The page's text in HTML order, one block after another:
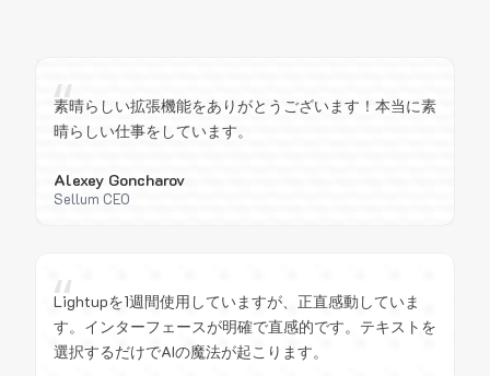
“
素晴らしい拡張機能をありがとうございます！本当に素
晴らしい仕事をしています。
Alexey Goncharov
Sellum CEO
“
Lightupを1週間使用していますが、正直感動していま
す。インターフェースが明確で直感的です。テキストを
選択するだけでAIの魔法が起こります。